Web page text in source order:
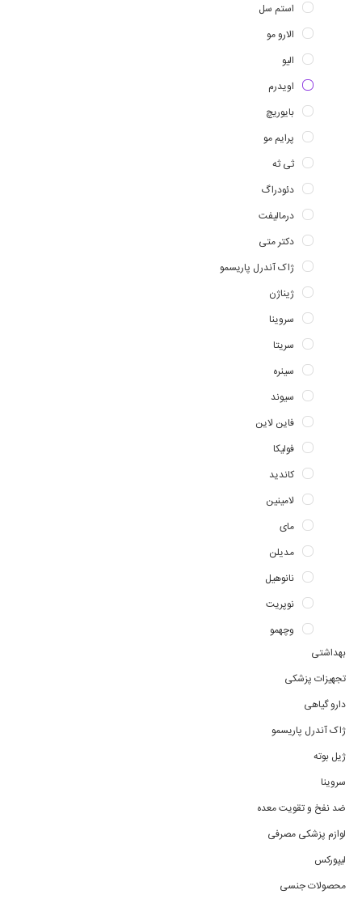
استم سل
الارو مو
الیو
اویدرم
بایوریچ
پرایم مو
ثی ثه
دئودراگ
درمالیفت
دکتر متی
ژاک آندرل پاریسمو
ژیناژن
سروینا
سریتا
سینره
سیوند
فاین لاین
فولیکا
کاندید
لامینین
مای
مدیلن
نانوهیل
نوپریت
وچهمو
بهداشتی
تجهیزات پزشکی
دارو گیاهی
ژاک آندرل پاریسمو
ژیل بوته
سروینا
ضد نفخ و تقویت معده
لوازم پزشکی مصرفی
لیپورکس
محصولات جنسی